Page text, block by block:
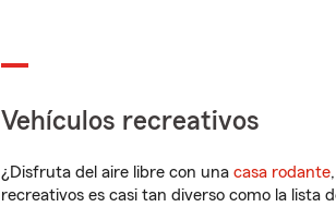
Vehículos recreativos
¿Disfruta del aire libre con una casa rodante
recreativos es casi tan diverso como la lista